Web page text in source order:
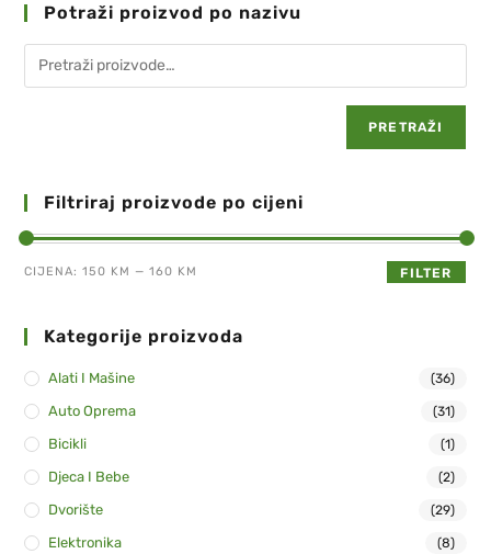
Potraži proizvod po nazivu
PRETRAŽI
Filtriraj proizvode po cijeni
FILTER
CIJENA:150 KM —160 KM
Kategorije proizvoda
Alati I Mašine (36)
Auto Oprema (31)
Bicikli (1)
Djeca I Bebe (2)
Dvorište (29)
Elektronika (8)